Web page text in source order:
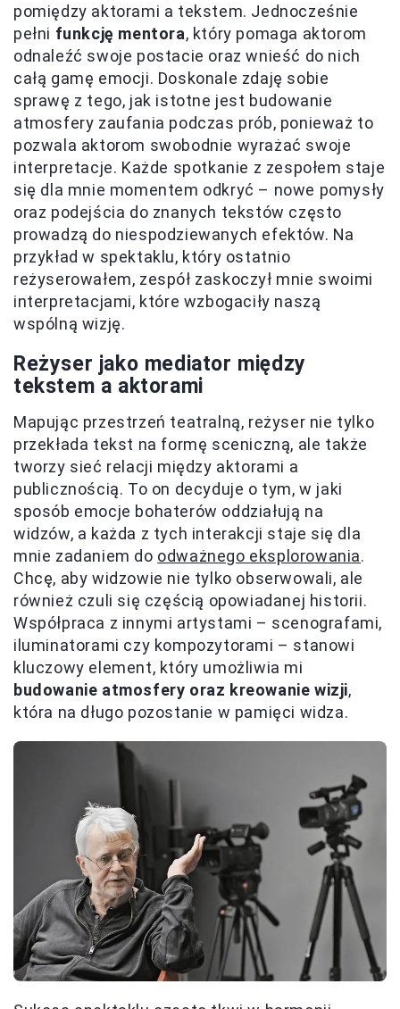
pomiędzy aktorami a tekstem. Jednocześnie
pełni funkcję mentora, który pomaga aktorom
odnaleźć swoje postacie oraz wnieść do nich
całą gamę emocji. Doskonale zdaję sobie
sprawę z tego, jak istotne jest budowanie
atmosfery zaufania podczas prób, ponieważ to
pozwala aktorom swobodnie wyrażać swoje
interpretacje. Każde spotkanie z zespołem staje
się dla mnie momentem odkryć – nowe pomysły
oraz podejścia do znanych tekstów często
prowadzą do niespodziewanych efektów. Na
przykład w spektaklu, który ostatnio
reżyserowałem, zespół zaskoczył mnie swoimi
interpretacjami, które wzbogaciły naszą
wspólną wizję.
Reżyser jako mediator między
tekstem a aktorami
Mapując przestrzeń teatralną, reżyser nie tylko
przekłada tekst na formę sceniczną, ale także
tworzy sieć relacji między aktorami a
publicznością. To on decyduje o tym, w jaki
sposób emocje bohaterów oddziałują na
widzów, a każda z tych interakcji staje się dla
mnie zadaniem do odważnego eksplorowania.
Chcę, aby widzowie nie tylko obserwowali, ale
również czuli się częścią opowiadanej historii.
Współpraca z innymi artystami – scenografami,
iluminatorami czy kompozytorami – stanowi
kluczowy element, który umożliwia mi
budowanie atmosfery oraz kreowanie wizji,
która na długo pozostanie w pamięci widza.